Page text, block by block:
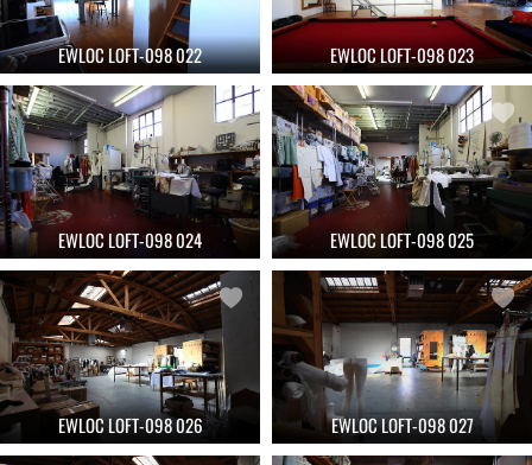
EWLOC LOFT-098 022 EWLOC LOFT-098 023
EWLOC LOFT-098 024 EWLOC LOFT-098 025
EWLOC LOFT-098 026 EWLOC LOFT-098 027